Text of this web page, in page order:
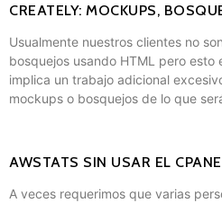
CREATELY: MOCKUPS,
Usualmente nuestros clientes no
bosquejos usando HTML pero
implica un trabajo adicional
mockups o bosquejos de lo que
AWSTATS SIN USAR EL
A veces requerimos que varias